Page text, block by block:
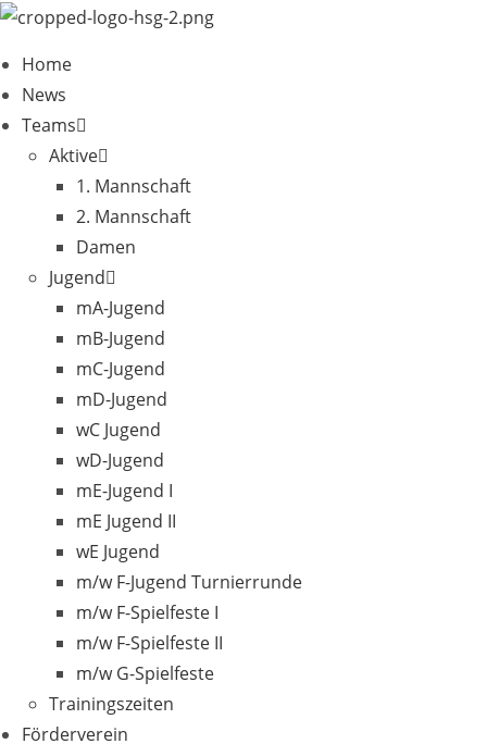
Zum
springen
Home
News
Teams
Aktive
1. Mannschaft
2. Mannschaft
Damen
Jugend
mA-Jugend
mB-Jugend
mC-Jugend
mD-Jugend
wC Jugend
wD-Jugend
mE-Jugend I
mE Jugend II
wE Jugend
m/w F-Jugend Turnierrunde
m/w F-Spielfeste I
m/w F-Spielfeste II
m/w G-Spielfeste
Trainingszeiten
Förderverein